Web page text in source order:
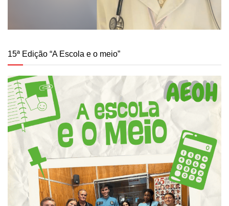
15ª Edição “A Escola e o meio”